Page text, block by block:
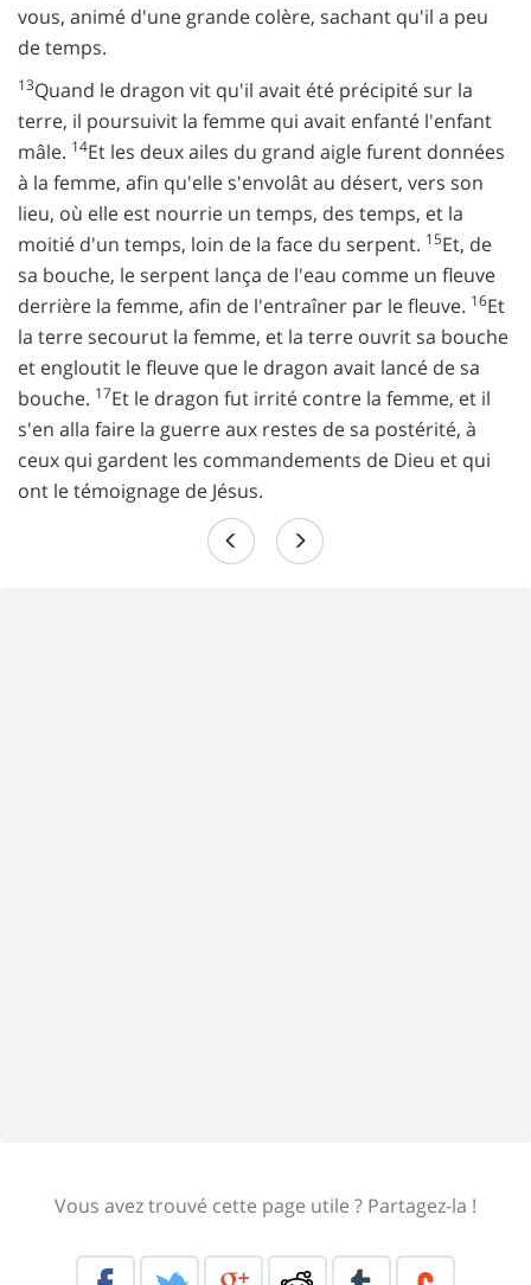
vous, animé d'une grande colère, sachant qu'il a peu
de temps.
13Quand le dragon vit qu'il avait été précipité sur la
terre, il poursuivit la femme qui avait enfanté l'enfant
mâle. 14Et les deux ailes du grand aigle furent données
à la femme, afin qu'elle s'envolât au désert, vers son
lieu, où elle est nourrie un temps, des temps, et la
moitié d'un temps, loin de la face du serpent. 15Et, de
sa bouche, le serpent lança de l'eau comme un fleuve
derrière la femme, afin de l'entraîner par le fleuve. 16Et
la terre secourut la femme, et la terre ouvrit sa bouche
et engloutit le fleuve que le dragon avait lancé de sa
bouche. 17Et le dragon fut irrité contre la femme, et il
s'en alla faire la guerre aux restes de sa postérité, à
ceux qui gardent les commandements de Dieu et qui
ont le témoignage de Jésus.
Vous avez trouvé cette page utile ? Partagez-la !